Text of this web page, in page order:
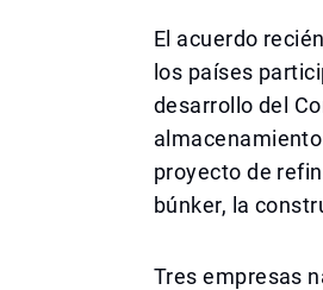
El acuerdo
los países
desarrollo del
proyecto de
búnker, la
Tres empresas